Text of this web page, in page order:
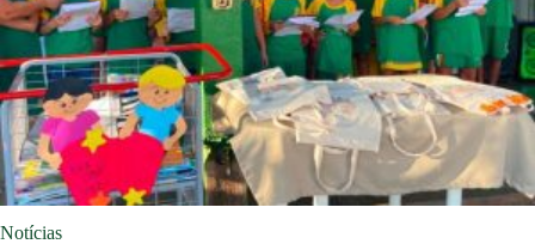
Notícias